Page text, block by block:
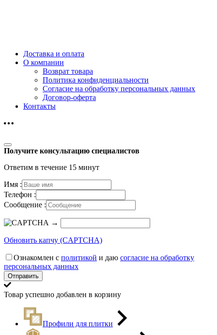
Доставка и оплата
О компании
Возврат товара
Политика конфиденциальности
Согласие на обработку персональных данных
Договор-оферта
Контакты
Получите консультацию специалистов
Ответим в течение 15 минут
Имя :
Телефон :
Сообщение :
→
Обновить капчу (CAPTCHA)
Ознакомлен с политикой и даю согласие на обработку
персональных данных
Товар успешно добавлен в корзину
Профили для плитки